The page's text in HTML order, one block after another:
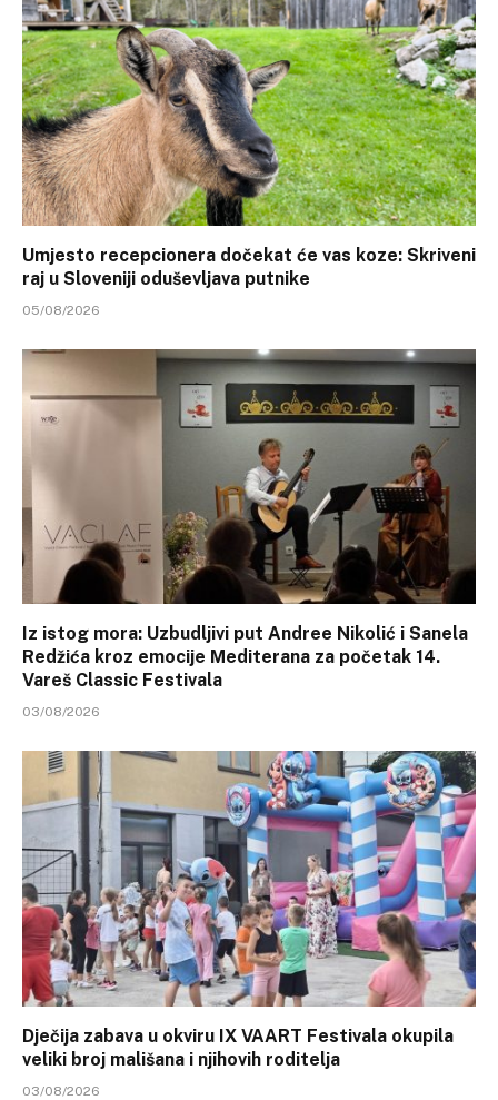
Umjesto recepcionera dočekat će vas koze: Skriveni
raj u Sloveniji oduševljava putnike
05/08/2026
Iz istog mora: Uzbudljivi put Andree Nikolić i Sanela
Redžića kroz emocije Mediterana za početak 14.
Vareš Classic Festivala
03/08/2026
Dječija zabava u okviru IX VAART Festivala okupila
veliki broj mališana i njihovih roditelja
03/08/2026